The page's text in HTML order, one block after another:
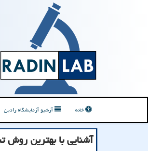
خانه آرشیو آزمایشگاه رادین
آشنایی با بهترین روش